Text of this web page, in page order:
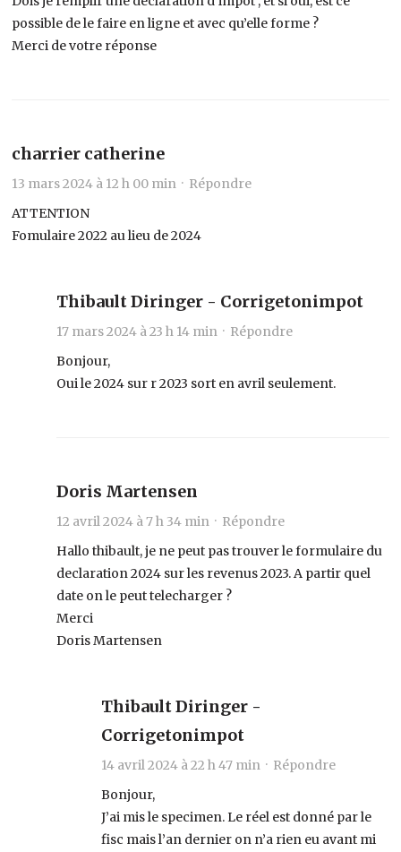
possible de le faire en ligne et avec qu’elle forme ?
Merci de votre réponse
charrier catherine
13 mars 2024 à 12 h 00 min · Répondre
ATTENTION
Fomulaire 2022 au lieu de 2024
Thibault Diringer - Corrigetonimpot
17 mars 2024 à 23 h 14 min · Répondre
Bonjour,
Oui le 2024 sur r 2023 sort en avril seulement.
Doris Martensen
12 avril 2024 à 7 h 34 min · Répondre
Hallo thibault, je ne peut pas trouver le formulaire du
declaration 2024 sur les revenus 2023. A partir quel
date on le peut telecharger ?
Merci
Doris Martensen
Thibault Diringer -
Corrigetonimpot
14 avril 2024 à 22 h 47 min · Répondre
Bonjour,
J’ai mis le specimen. Le réel est donné par le
fisc mais l’an dernier on n’a rien eu avant mi